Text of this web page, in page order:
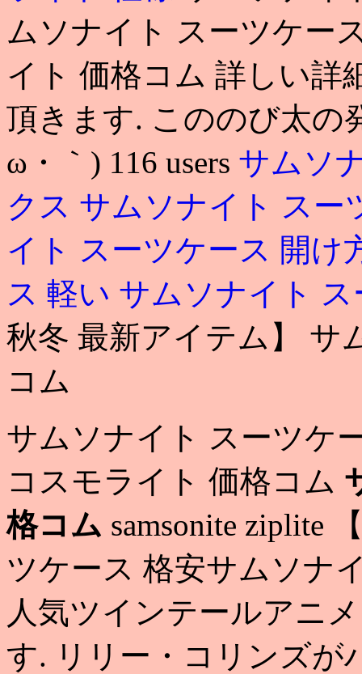
ムソナイト スーツケー
イト 価格コム 詳しい詳
頂きます. こののび太の
ω・｀) 116 users サムソ
クス サムソナイト スー
イト スーツケース 開け
ス 軽い サムソナイト
秋冬 最新アイテム】 サ
コム
サムソナイト スーツケ
コスモライト 価格コム
格コム samsonite ziplite
ツケース 格安サムソナ
人気ツインテールアニ
す. リリー・コリンズ